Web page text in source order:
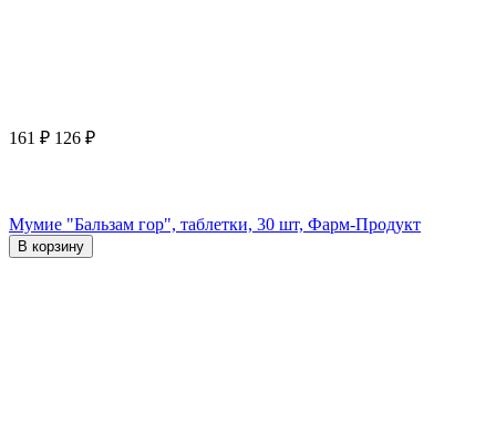
161 ₽ 126 ₽
Мумие "Бальзам гор", таблетки, 30 шт, Фарм-Продукт
В корзину